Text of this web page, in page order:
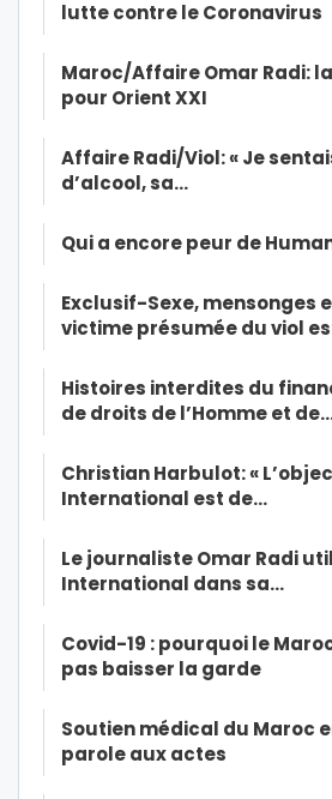
lutte contre le Coronavirus
Maroc/Affaire Omar Radi:
pour Orient XXI
Affaire Radi/Viol: « Je
d’alcool, sa…
Qui a encore peur de
Exclusif-Sexe, mensonges
victime présumée du viol
Histoires interdites du
de droits de l’Homme et
Christian Harbulot: «
International est de…
Le journaliste Omar Radi
International dans sa…
Covid-19 : pourquoi le
pas baisser la garde
Soutien médical du Maroc
parole aux actes